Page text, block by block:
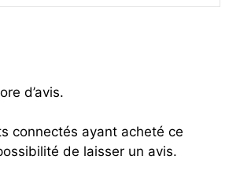
d’avis.
connectés ayant acheté ce
de laisser un avis.